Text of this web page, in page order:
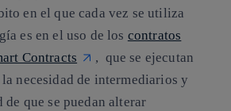
en el que cada vez se utiliza
es en el uso de los contratos
Contracts
, que se ejecutan
necesidad de intermediarios y
que se puedan alterar